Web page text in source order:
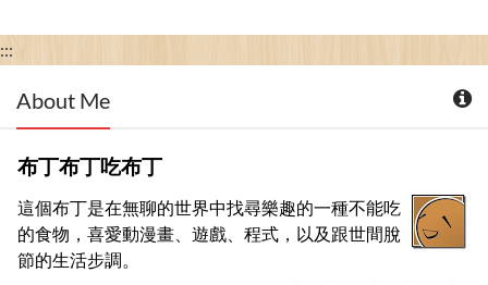
:::
About Me
布丁布丁吃布丁
這個布丁是在無聊的世界中找尋樂趣的一種不能吃
的食物，喜愛動漫畫、遊戲、程式，以及跟世間脫
節的生活步調。